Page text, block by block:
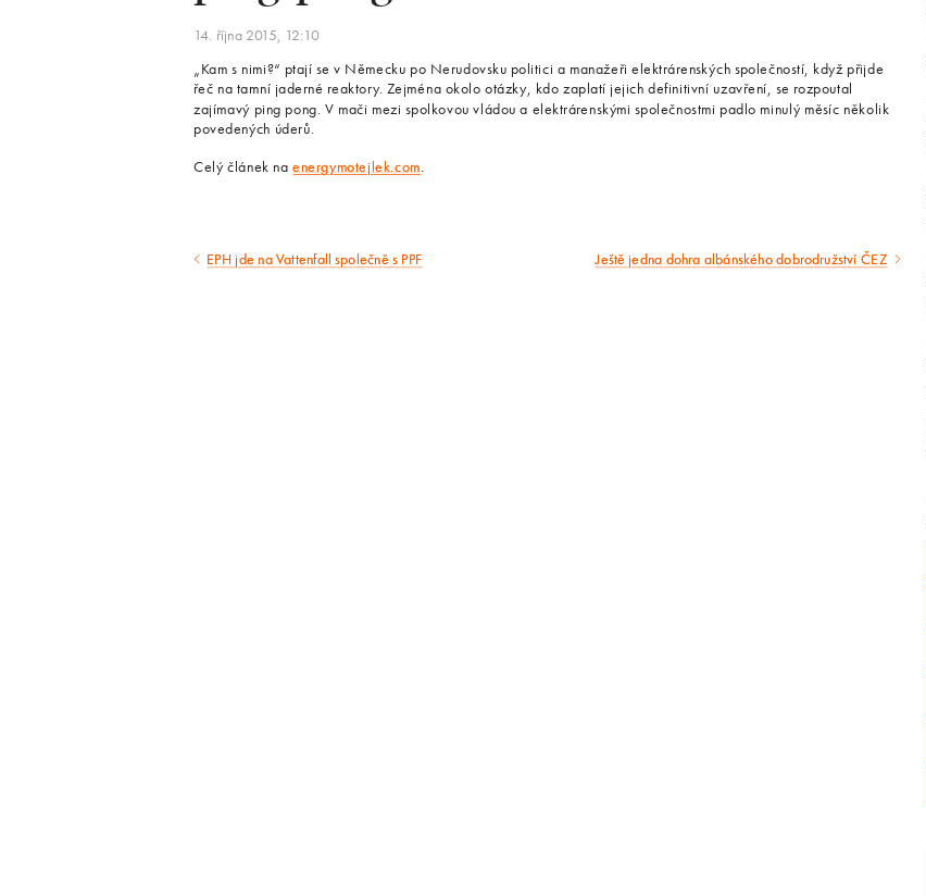
14. října 2015, 12:10
„Kam s nimi?“ ptají se v Německu po Nerudovsku politici a manažeři elektrárenských společností, když přijde
řeč na tamní jaderné reaktory. Zejména okolo otázky, kdo zaplatí jejich definitivní uzavření, se rozpoutal
zajímavý ping pong. V mači mezi spolkovou vládou a elektrárenskými společnostmi padlo minulý měsíc několik
povedených úderů.
Celý článek naenergymotejlek.com
Předcházející
EPH jde na Vattenfall společně s PPF
Následující
Ještě jedna dohra albánského dobrodružství ČEZ